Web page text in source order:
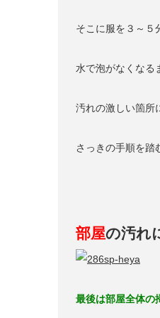
そこに服を３～５
水で泡がなくなる
汚れの激しい箇所
さっきの手順を踏
部屋の汚れ
最後は部屋全体の